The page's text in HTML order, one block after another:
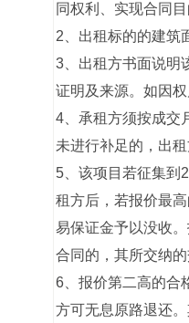
同权利、实现合同
2、出租标的的建筑
3、出租方书面说明
证明及来源。如因
4、承租方须按成交
未进行补足的，出
5、该项目若征集到
租方后，若报价最
易保证金予以没收
合同的，其所交纳
6、报价第二高的合
方可无息原路退还